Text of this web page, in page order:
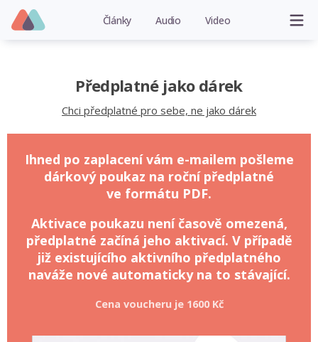
Články Audio Video
Předplatné jako dárek
Chci předplatné pro sebe, ne jako dárek
Ihned po zaplacení vám e-mailem pošleme
dárkový poukaz na roční předplatné
ve formátu PDF.
Aktivace poukazu není časově omezená,
předplatné začíná jeho aktivací. V případě
již existujícího aktivního předplatného
naváže nové automaticky na to stávající.
Cena voucheru je 1600 Kč